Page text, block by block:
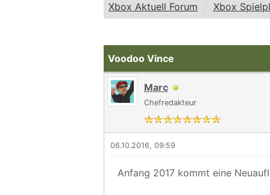
Xbox Aktuell Forum Xbox
Voodoo Vince
Marc
Chefredakteur
06.10.2016, 09:59
Anfang 2017 kommt eine